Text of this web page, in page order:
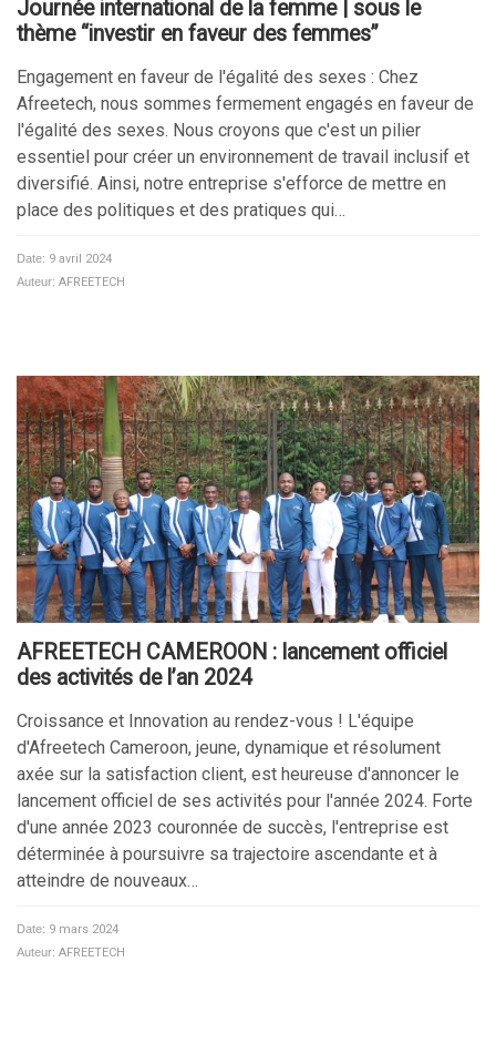
Journée international de la femme | sous le
thème “investir en faveur des femmes”
Engagement en faveur de l'égalité des sexes :​ Chez
Afreetech, nous sommes fermement engagés en faveur de
l'égalité des sexes. Nous croyons que c'est un pilier
essentiel pour créer un environnement de travail inclusif et
diversifié. Ainsi, notre entreprise s'efforce de mettre en
place des politiques et des pratiques qui…
Date: 9 avril 2024
Auteur: AFREETECH
AFREETECH CAMEROON : lancement officiel
des activités de l’an 2024
Croissance et Innovation au rendez-vous ! L'équipe
d'Afreetech Cameroon, jeune, dynamique et résolument
axée sur la satisfaction client, est heureuse d'annoncer le
lancement officiel de ses activités pour l'année 2024. Forte
d'une année 2023 couronnée de succès, l'entreprise est
déterminée à poursuivre sa trajectoire ascendante et à
atteindre de nouveaux…
Date: 9 mars 2024
Auteur: AFREETECH